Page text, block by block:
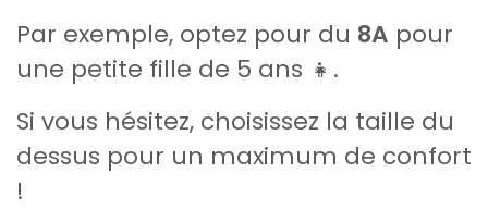
Par exemple, optez pour du 8A pour
une petite fille de 5 ans 👧.
Si vous hésitez, choisissez la taille du
dessus pour un maximum de confort
!